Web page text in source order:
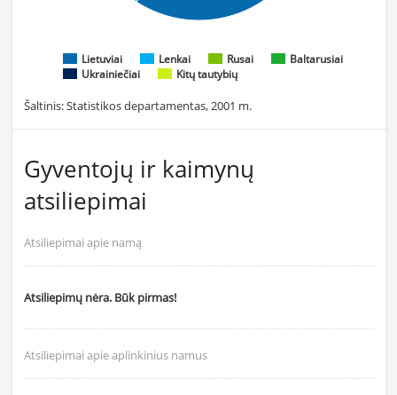
Lietuviai Lenkai Rusai
Baltarusiai
Ukrainiečiai
Kitų tautybių
Šaltinis: Statistikos departamentas, 2001 m.
Gyventojų ir kaimynų
atsiliepimai
Atsiliepimai apie namą
Atsiliepimų nėra. Būk pirmas!
Atsiliepimai apie aplinkinius namus